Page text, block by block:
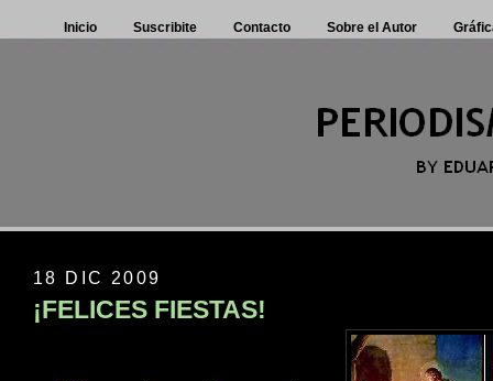
Inicio Suscribite Contacto Sobre el Autor
18 DIC 2009
¡FELICES FIESTAS!